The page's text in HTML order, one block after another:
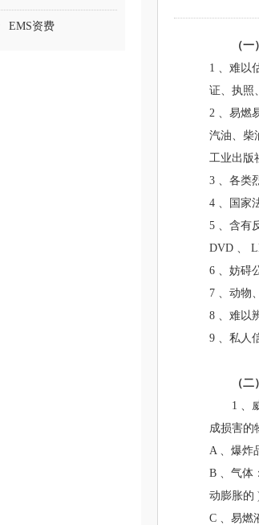
EMS资费
（
1 、难以
证、执照
2 、易燃
汽油、柴
工业出版
3 、各类
4 、国家
5 、含有
DVD 、
6 、妨碍
7 、动物
8 、难以
9 、私人
（
1 、
成损害的
A 、爆炸
B 、气体
动膨胀的
C 、易燃